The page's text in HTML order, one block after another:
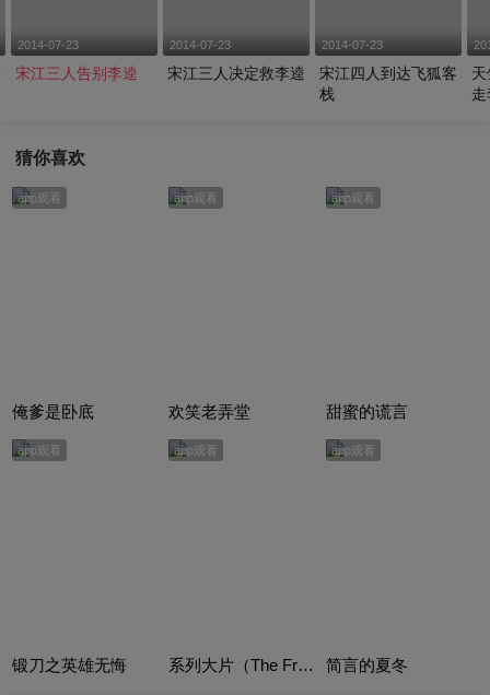
2014-07-23
宋江三人告别李逵
2014-07-23
宋江三人决定救李逵
2014-07-23
宋江四人到达飞狐客
栈
猜你喜欢
app观看
俺爹是卧底
app观看
欢笑老弄堂
app观看
甜蜜的谎言
app观看
锻刀之英雄无悔
app观看
系列大片（The Franchise）
app观看
简言的夏冬